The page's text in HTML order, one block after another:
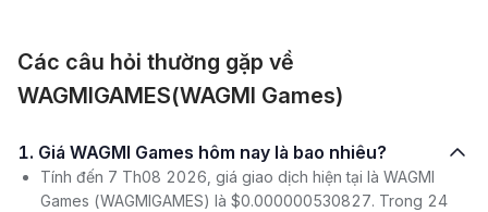
Các câu hỏi thường gặp về
WAGMIGAMES(WAGMI Games)
1. Giá WAGMI Games hôm nay là bao nhiêu?
Tính đến 7 Th08 2026, giá giao dịch hiện tại là WAGMI
Games (WAGMIGAMES) là $0.000000530827. Trong 24